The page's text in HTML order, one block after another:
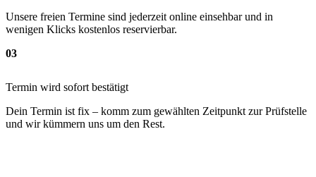
Unsere freien Termine sind jederzeit online einsehbar und in
wenigen Klicks kostenlos reservierbar.
03
Termin wird sofort bestätigt
Dein Termin ist fix – komm zum gewählten Zeitpunkt zur Prüfstelle
und wir kümmern uns um den Rest.